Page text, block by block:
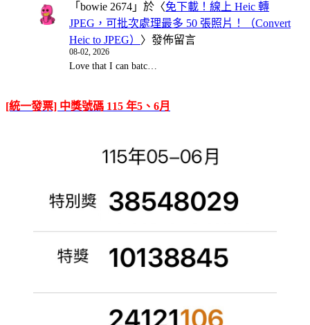
「 bowie 2674 」於〈免下載！線上 Heic 轉
JPEG，可批次處理最多 50 張照片！（Convert
Heic to JPEG） 〉發佈留言
08-02, 2026
Love that I can batc…
[統一發票] 中獎號碼 115 年5、6月